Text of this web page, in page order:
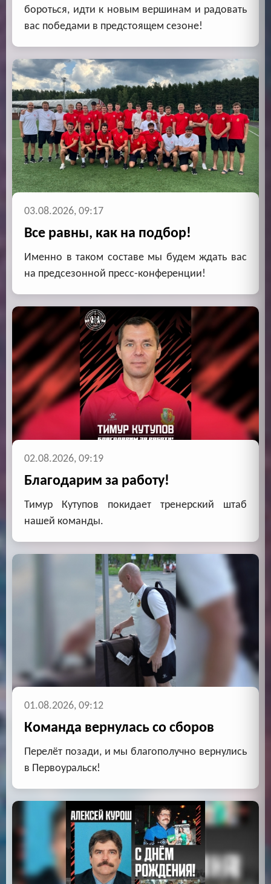
бороться, идти к новым вершинам и радовать
вас победами в предстоящем сезоне!
03.08.2026, 09:17
Все равны, как на подбор!
Именно в таком составе мы будем ждать вас
на предсезонной пресс-конференции!
02.08.2026, 09:19
Благодарим за работу!
Тимур Кутупов покидает тренерский штаб
нашей команды.
01.08.2026, 09:12
Команда вернулась со сборов
Перелёт позади, и мы благополучно вернулись
в Первоуральск!